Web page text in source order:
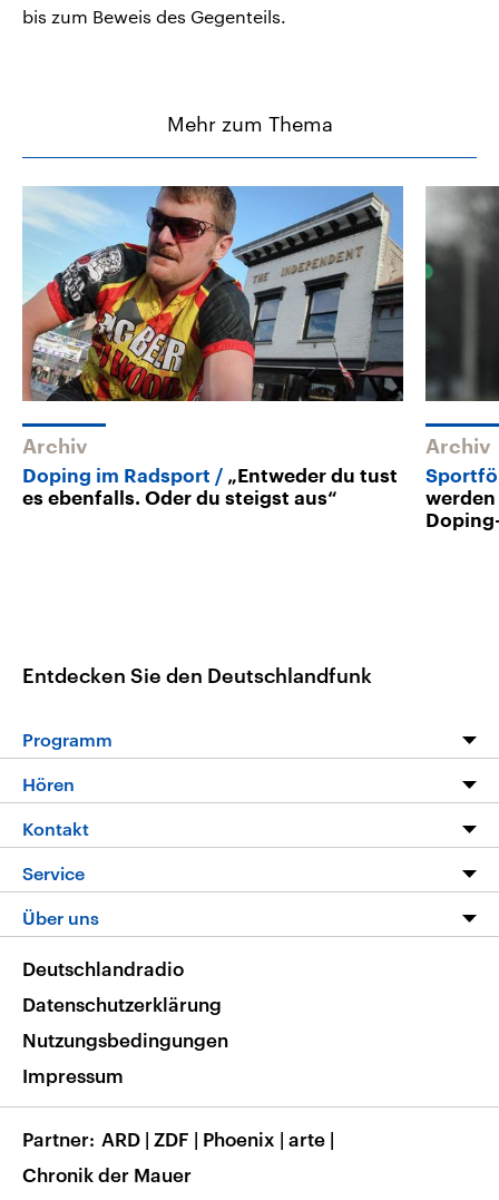
bis zum Beweis des Gegenteils.
Mehr zum Thema
Archiv
Doping im Radsport
„Entweder du tust
es ebenfalls. Oder du steigst aus“
Archiv
Entdecken Sie den Deutschlandfunk
Programm
Programm
Die Nachrichten
Nachrichtenleicht
Neue Beiträge auf dlf.de
Hören
Livestream
Podcasts
Deutschlandfunk App
Nachrichten App
Frequenzen
Kontakt
Hörerservice
Service
FAQ
Veranstaltungen
Musikliste
RSS
Über uns
Barrierefreiheit
Deutschlandradio
Datenschutzerklärung
Nutzungsbedingungen
Impressum
Partner ARD | ZDF | Phoenix | arte |
Chronik der Mauer